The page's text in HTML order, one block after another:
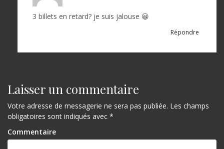
3 billets en retard? je suis jalouse 😀
Répondre
Laisser un commentaire
Votre adresse de messagerie ne sera pas publiée. Les champs
obligatoires sont indiqués avec *
Commentaire